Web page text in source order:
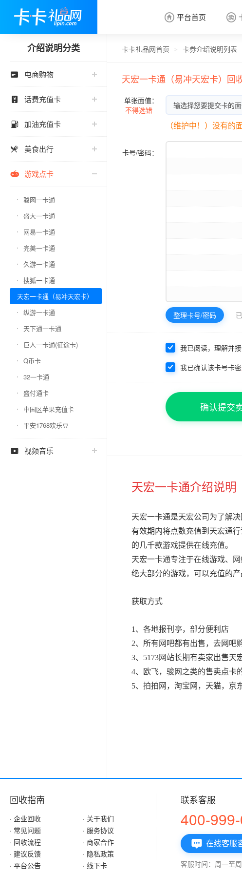
 平台首页 

介绍说明分类
 电商购物
 话费充值卡
 加油充值卡
 美食出行
 游戏点卡
骏网一卡通
盛大一卡通
网易一卡通
完美一卡通
久游一卡通
搜狐一卡通
天宏一卡通（易冲天宏卡）
纵游一卡通
天下通一卡通
巨人一卡通(征途卡)
Q币卡
32一卡通
盛付通卡
中国区苹果充值卡
平安1768欢乐豆
 视频音乐
卡卡礼品网首页 > 卡券介绍说明列表
天宏一卡通（易冲天宏卡）回
单张面值：
不得选错
输选择您要提交卡的
（维护中！）没有
卡号/密码：
整理卡号/密码
我已阅读，理解并
我已确认该卡号卡密
确认提交
天宏一卡通介绍说明
天宏一卡通是天宏公司为了解
有效期内将点数充值到天宏通
的几千款游戏提供在线充值。
天宏一卡通专注于在线游戏、
绝大部分的游戏，可以充值的
获取方式
1、各地报刊亭，部分便利店
2、所有网吧都有出售，去网吧
3、5173网站长期有卖家出售天
4、欧飞，骏网之类的售卖点卡
5、拍拍网，淘宝网，天猫，京
回收指南
· 企业回收
· 关于我们
· 常见问题
· 服务协议
· 回收流程
· 商家合作
· 建议反馈
· 隐私政策
· 平台公告
· 线下卡
联系客服
400-
 在线客服
客服时间：周一至